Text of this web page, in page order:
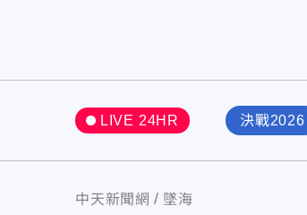
LIVE 24HR 決戰2026
中天新聞網 墜海